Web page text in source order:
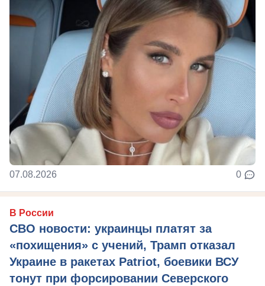
07.08.2026 0
В России
СВО новости: украинцы платят за
«похищения» с учений, Трамп отказал
Украине в ракетах Patriot, боевики ВСУ
тонут при форсировании Северского